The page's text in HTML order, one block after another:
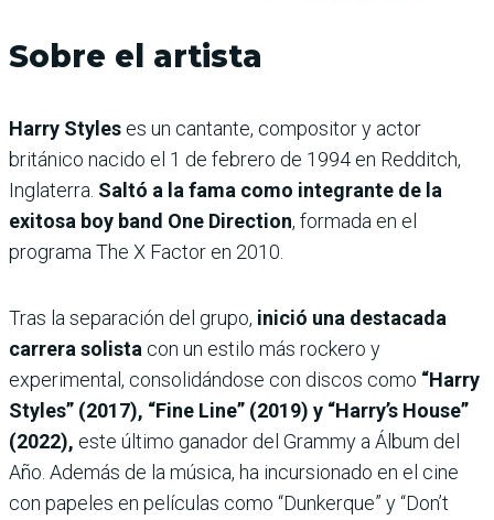
Sobre el artista
Harry Styles es un cantante, compositor y actor
británico nacido el 1 de febrero de 1994 en Redditch,
Inglaterra. Saltó a la fama como integrante de la
exitosa boy band One Direction, formada en el
programa The X Factor en 2010.
Tras la separación del grupo, inició una destacada
carrera solista con un estilo más rockero y
experimental, consolidándose con discos como “Harry
Styles” (2017), “Fine Line” (2019) y “Harry’s House”
(2022), este último ganador del Grammy a Álbum del
Año. Además de la música, ha incursionado en el cine
con papeles en películas como “Dunkerque” y “Don’t